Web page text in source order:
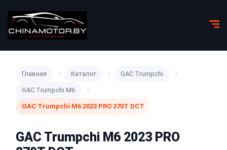
Главная Каталог GAC Trumpchi
GAC Trumpchi M6
GAC Trumpchi M6 2023 PRO 270T DCT
GAC Trumpchi M6 2023 PRO